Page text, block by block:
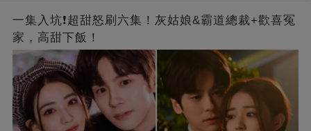
一集入坑❗超甜怒刷六集！灰姑娘&霸道總裁+歡喜冤
家，高甜下飯！